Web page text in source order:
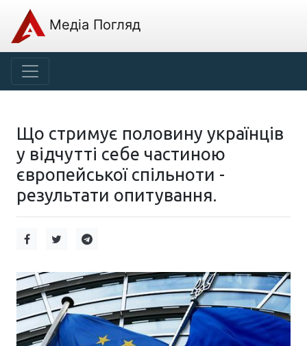
Медіа Погляд
Що стримує половину українців
у відчутті себе частиною
європейської спільноти -
результати опитування.